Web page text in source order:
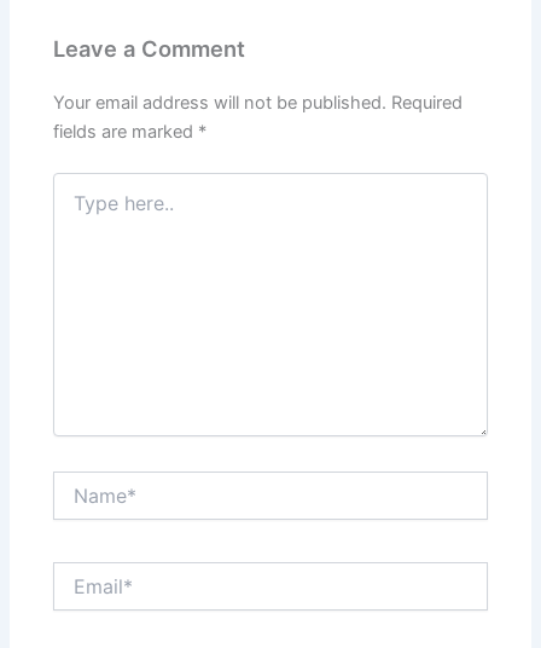
Leave a Comment
Your email address will not be published. Required
fields are marked *
Type
here..